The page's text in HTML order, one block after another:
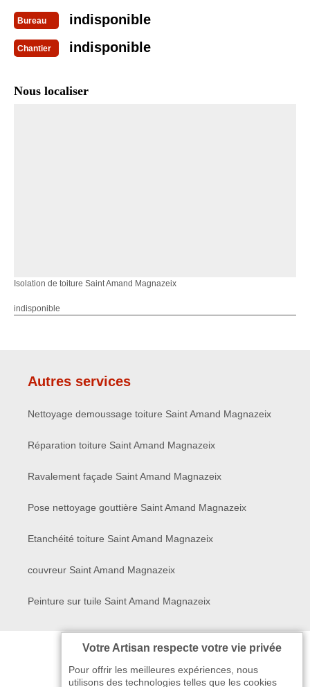
Bureau indisponible
Chantier indisponible
Nous localiser
Isolation de toiture Saint Amand Magnazeix
indisponible
Autres services
Nettoyage demoussage toiture Saint Amand Magnazeix
Réparation toiture Saint Amand Magnazeix
Ravalement façade Saint Amand Magnazeix
Pose nettoyage gouttière Saint Amand Magnazeix
Etanchéité toiture Saint Amand Magnazeix
couvreur Saint Amand Magnazeix
Peinture sur tuile Saint Amand Magnazeix
Votre Artisan respecte votre vie privée
Pour offrir les meilleures expériences, nous
utilisons des technologies telles que les cookies